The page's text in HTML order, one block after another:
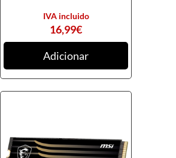
16,99€
IVA incluido
Adicionar